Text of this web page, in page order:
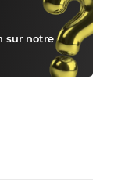
sur notre